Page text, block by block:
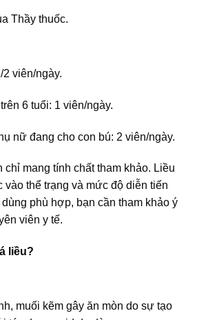
Thầy thuốc.
viên/ngày.
6 tuổi: 1 viên/ngày.
nữ đang cho con bú: 2 viên/ngày.
chỉ mang tính chất tham khảo. Liều
vào thể trạng và mức độ diễn tiến
phù hợp, bạn cần tham khảo ý
viên y tế.
liều?
muối kẽm gây ăn mòn do sự tạo